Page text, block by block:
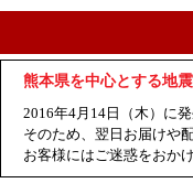
熊本県を中心とする地
2016年4月14日（木）に
そのため、翌日お届けや
お客様にはご迷惑をおか